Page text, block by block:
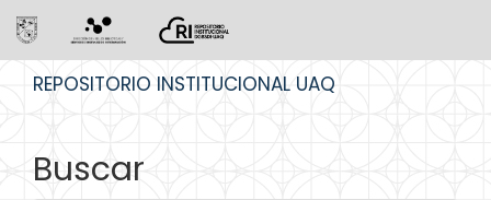
REPOSITORIO INSTITUCIONAL UAQ
Buscar